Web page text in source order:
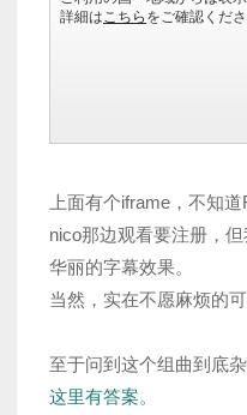
上面有个iframe，不知
nico那边观看要注册，
华丽的字幕效果。
当然，实在不愿麻烦的
至于问到这个组曲到底
这里有答案。